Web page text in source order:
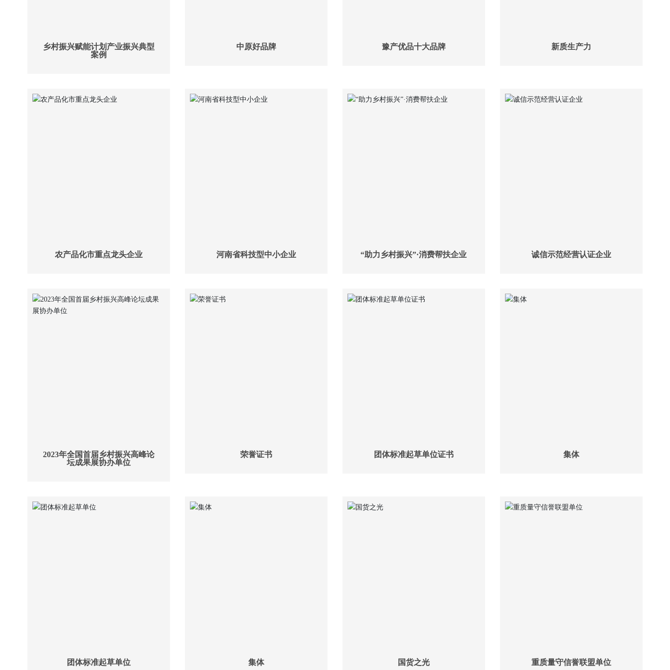
乡村振兴赋能计划产业振兴典型
案例
中原好品牌 豫产优品十大品牌 新质生产力
农产品化市重点龙头企业 河南省科技型中小企业 “助力乡村振兴”·消费帮扶企业 诚信示范经营认证企业
2023年全国首届乡村振兴高峰论
坛成果展协办单位
荣誉证书 团体标准起草单位证书 集体
团体标准起草单位 集体 国货之光 重质量守信誉联盟单位